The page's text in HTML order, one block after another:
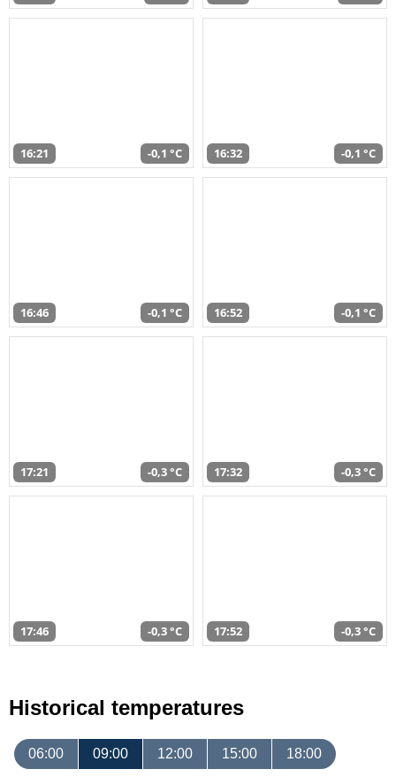
16:21 -0,1 °C 16:32 -0,1 °C
16:46 -0,1 °C 16:52 -0,1 °C
17:21 -0,3 °C 17:32 -0,3 °C
17:46 -0,3 °C 17:52 -0,3 °C
Historical temperatures
06:00 09:00 12:00 15:00 18:00